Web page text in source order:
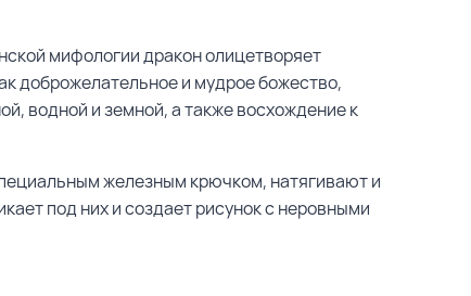
мифологии дракон олицетворяет
доброжелательное и мудрое божество,
водной и земной, а также восхождение к
железным крючком, натягивают и
под них и создает рисунок с неровными